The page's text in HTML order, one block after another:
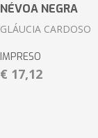
NÉVOA NEGRA
GLÁUCIA CARDOSO
IMPRESO
€ 17,12